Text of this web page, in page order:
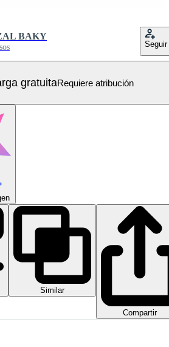
BAKY
Seguir
gratuitaRequiere atribución
Similar
Compartir